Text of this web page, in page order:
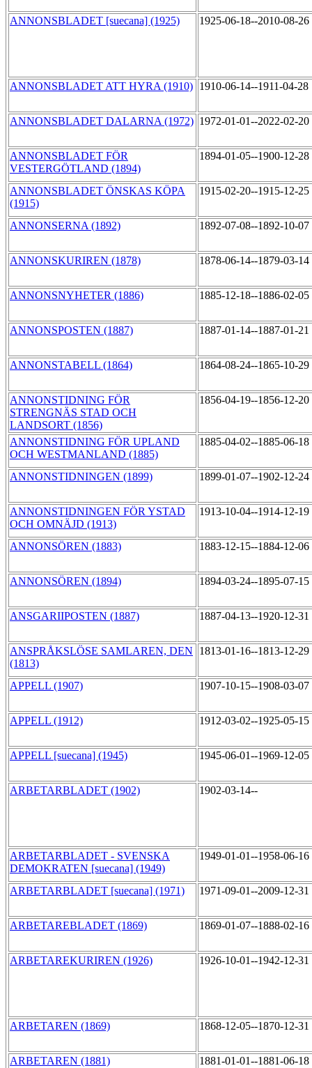
ANNONSBLADET [suecana] (1925) 1925-06-18--2010-08-26
ANNONSBLADET ATT HYRA (1910) 1910-06-14--1911-04-28
ANNONSBLADET DALARNA (1972) 1972-01-01--2022-02-20
ANNONSBLADET FÖR
VESTERGÖTLAND (1894)
1894-01-05--1900-12-28
ANNONSBLADET ÖNSKAS KÖPA
(1915)
1915-02-20--1915-12-25
ANNONSERNA (1892) 1892-07-08--1892-10-07
ANNONSKURIREN (1878) 1878-06-14--1879-03-14
ANNONSNYHETER (1886) 1885-12-18--1886-02-05
ANNONSPOSTEN (1887) 1887-01-14--1887-01-21
ANNONSTABELL (1864) 1864-08-24--1865-10-29
ANNONSTIDNING FÖR
STRENGNÄS STAD OCH
LANDSORT (1856)
1856-04-19--1856-12-20
ANNONSTIDNING FÖR UPLAND
OCH WESTMANLAND (1885)
1885-04-02--1885-06-18
ANNONSTIDNINGEN (1899) 1899-01-07--1902-12-24
ANNONSTIDNINGEN FÖR YSTAD
OCH OMNÄJD (1913)
1913-10-04--1914-12-19
ANNONSÖREN (1883) 1883-12-15--1884-12-06
ANNONSÖREN (1894) 1894-03-24--1895-07-15
ANSGARIIPOSTEN (1887) 1887-04-13--1920-12-31
ANSPRÅKSLÖSE SAMLAREN, DEN
(1813)
1813-01-16--1813-12-29
APPELL (1907) 1907-10-15--1908-03-07
APPELL (1912) 1912-03-02--1925-05-15
APPELL [suecana] (1945) 1945-06-01--1969-12-05
ARBETARBLADET (1902) 1902-03-14--
ARBETARBLADET - SVENSKA
DEMOKRATEN [suecana] (1949)
1949-01-01--1958-06-16
ARBETARBLADET [suecana] (1971) 1971-09-01--2009-12-31
ARBETAREBLADET (1869) 1869-01-07--1888-02-16
ARBETAREKURIREN (1926) 1926-10-01--1942-12-31
ARBETAREN (1869) 1868-12-05--1870-12-31
ARBETAREN (1881) 1881-01-01--1881-06-18